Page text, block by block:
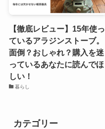
【徹底レビュー】15年使っ
ているアラジンストーブ。
面倒？おしゃれ？購入を迷
っているあなたに読んでほ
しい！
暮らし
カテゴリー